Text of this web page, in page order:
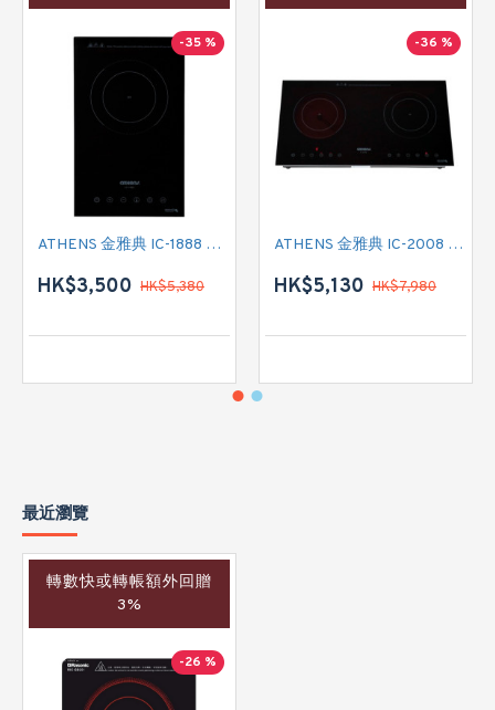
-35 %
ATHENS 金雅典 IC-1888 單頭電磁爐
HK$3,500 HK$5,380
-36 %
ATHENS 金雅典 IC-2008 雙頭電磁/電陶二合一
HK$5,130 HK$7,980
最近瀏覽
轉數快或轉帳額外回贈
3%
-26 %